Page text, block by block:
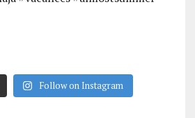
Follow on Instagram